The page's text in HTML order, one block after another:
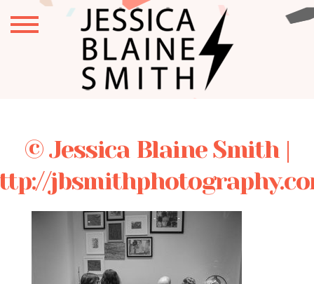
© Jessica Blaine Smith |